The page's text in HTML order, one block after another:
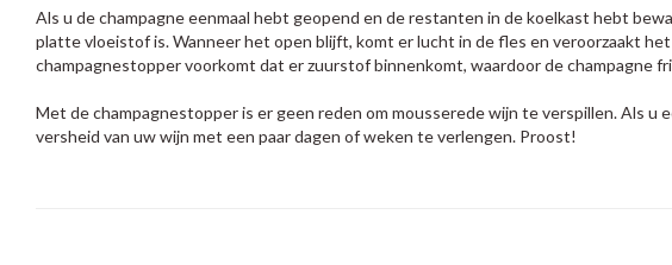
Als u de champagne eenmaal hebt geopend en de restanten in de koelkast hebt
platte vloeistof is. Wanneer het open blijft, komt er lucht in de fles en veroorzaakt
champagnestopper voorkomt dat er zuurstof binnenkomt, waardoor de champagne
Met de champagnestopper is er geen reden om mousserede wijn te verspillen. Als
versheid van uw wijn met een paar dagen of weken te verlengen. Proost!